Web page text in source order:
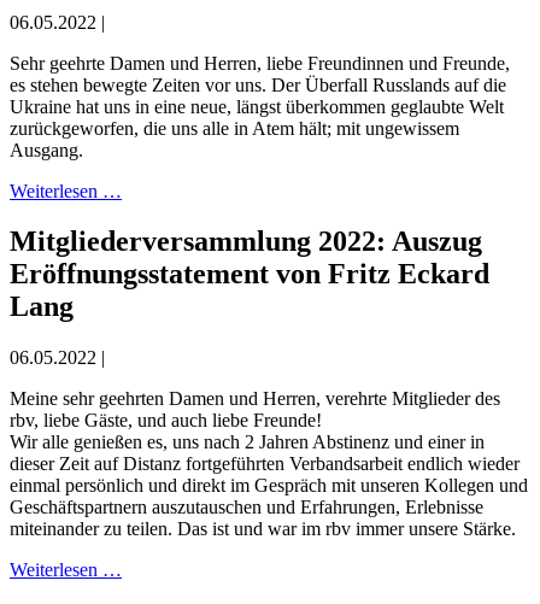
06.05.2022 |
Sehr geehrte Damen und Herren, liebe Freundinnen und Freunde,
es stehen bewegte Zeiten vor uns. Der Überfall Russlands auf die
Ukraine hat uns in eine neue, längst überkommen geglaubte Welt
zurückgeworfen, die uns alle in Atem hält; mit ungewissem
Ausgang.
Weiterlesen …
Mitgliederversammlung 2022: Auszug
Eröffnungsstatement von Fritz Eckard
Lang
06.05.2022 |
Meine sehr geehrten Damen und Herren, verehrte Mitglieder des
rbv, liebe Gäste, und auch liebe Freunde!
Wir alle genießen es, uns nach 2 Jahren Abstinenz und einer in
dieser Zeit auf Distanz fortgeführten Verbandsarbeit endlich wieder
einmal persönlich und direkt im Gespräch mit unseren Kollegen und
Geschäftspartnern auszutauschen und Erfahrungen, Erlebnisse
miteinander zu teilen. Das ist und war im rbv immer unsere Stärke.
Weiterlesen …